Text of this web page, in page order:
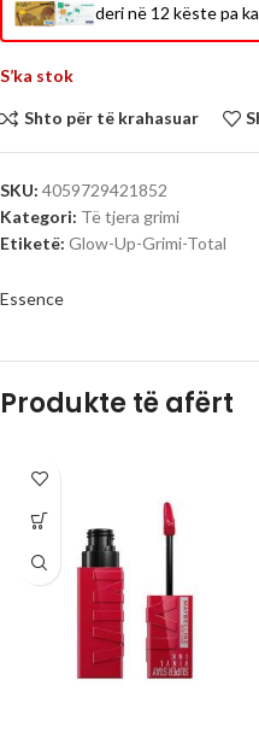
deri në 12 këste pa
S’ka stok
Shto për të krahasuar
SKU: 4059729421852
Kategori: Të tjera grimi
Etiketë: Glow-Up-Grimi-Total
Essence
Produkte të afërt